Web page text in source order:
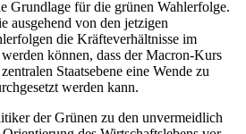
Grundlage für die grünen Wahlerfolge.
ausgehend von den jetzigen
die Kräfteverhältnisse im
können, dass der Macron-Kurs
Staatsebene eine Wende zu
werden kann.
der Grünen zu den unvermeidlich